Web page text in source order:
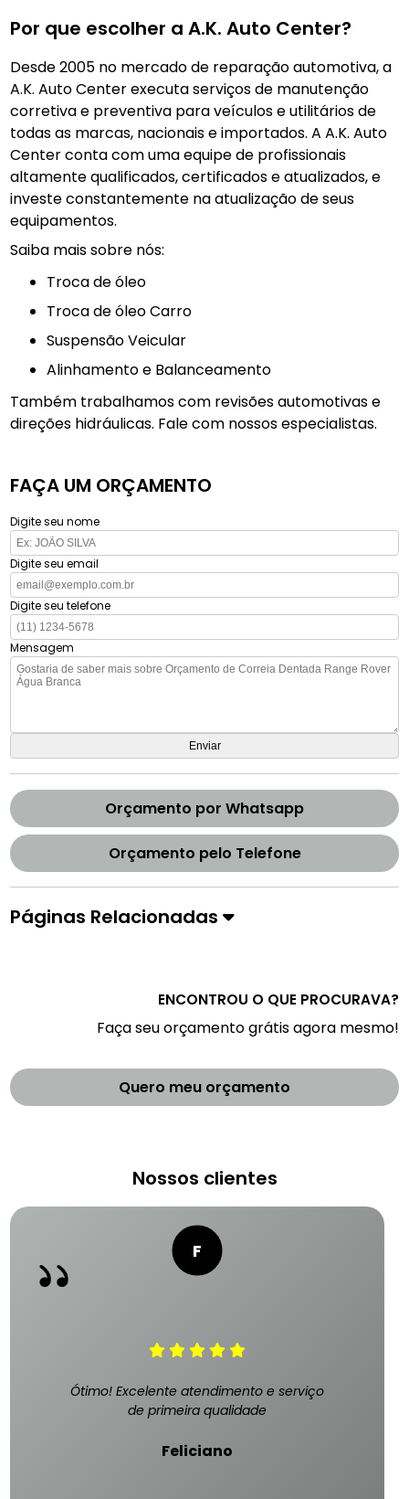
Por que escolher a A.K. Auto Center?
Desde 2005 no mercado de reparação automotiva, a
A.K. Auto Center executa serviços de manutenção
corretiva e preventiva para veículos e utilitários de
todas as marcas, nacionais e importados. A A.K. Auto
Center conta com uma equipe de profissionais
altamente qualificados, certificados e atualizados, e
investe constantemente na atualização de seus
equipamentos.
Saiba mais sobre nós:
troca de óleo
Troca de óleo Carro
Suspensão Veicular
Alinhamento e Balanceamento
Também trabalhamos com revisões automotivas e
direções hidráulicas. Fale com nossos especialistas.
FAÇA UM ORÇAMENTO
Digite seu nome
Digite seu email
Digite seu telefone
Mensagem
Orçamento por Whatsapp
Orçamento pelo Telefone
Páginas Relacionadas
ENCONTROU O QUE PROCURAVA?
Faça seu orçamento grátis agora mesmo!
Quero meu orçamento
Nossos clientes
Ótimo! Excelente atendimento e serviço
de primeira qualidade
Feliciano